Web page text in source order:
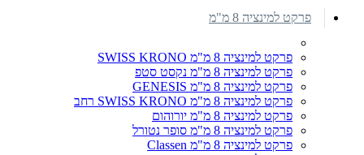
פרקט למינציה 8 מ"מ
פרקט למינציה 8 מ"מ SWISS KRONO
פרקט למינציה 8 מ"מ נקסט סטפ
פרקט למינציה 8 מ"מ GENESIS
פרקט למינציה 8 מ"מ SWISS KRONO רחב
פרקט למינציה 8 מ"מ יורוהום
פרקט למינציה 8 מ"מ סופר נטורל
פרקט למינציה 8 מ"מ Classen